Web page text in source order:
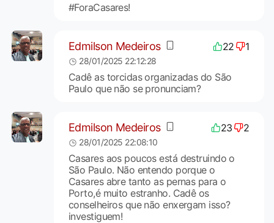
#ForaCasares!
Edmilson Medeiros 22 1
28/01/2025 22:12:28
Cadê as torcidas organizadas do São
Paulo que não se pronunciam?
Edmilson Medeiros 23 2
28/01/2025 22:08:10
Casares aos poucos está destruindo o
São Paulo. Não entendo porque o
Casares abre tanto as pernas para o
Porto,é muito estranho. Cadê os
conselheiros que não enxergam isso?
investiguem!